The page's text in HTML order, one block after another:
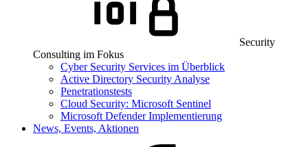
Security
Consulting im Fokus
Cyber Security Services im Überblick
Active Directory Security Analyse
Penetrationstests
Cloud Security: Microsoft Sentinel
Microsoft Defender Implementierung
News, Events, Aktionen